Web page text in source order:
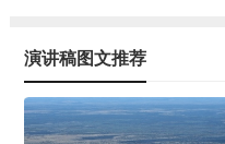
演讲稿图文推荐